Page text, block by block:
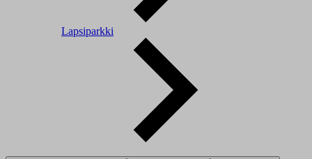
Lapsiparkki